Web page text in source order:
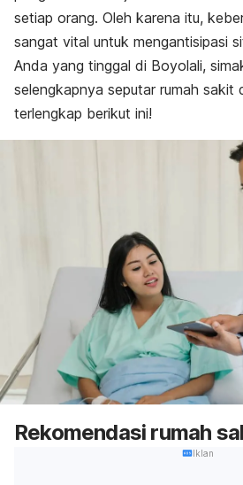
setiap orang. Oleh karena itu,
sangat vital untuk mengantisipasi
Anda yang tinggal di Boyolali,
selengkapnya seputar rumah sakit
terlengkap berikut ini!
Rekomendasi rumah
Iklan